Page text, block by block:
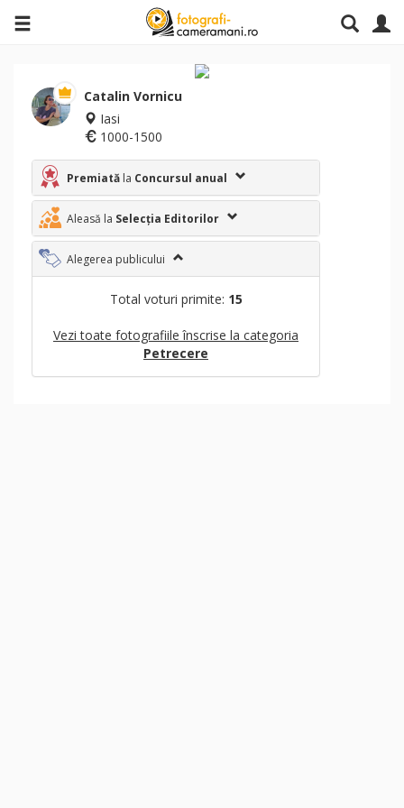
Catalin Vornicu
Iasi
1000-1500
Premiată la Concursul anual
Aleasă la Selecția Editorilor
Alegerea publicului
Total voturi primite: 15
Vezi toate fotografiile înscrise la categoria
Petrecere